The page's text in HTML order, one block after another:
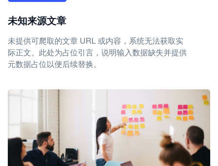
未知来源文章
未提供可爬取的文章 URL 或内容，系统无法获取实
际正文。此处为占位引言，说明输入数据缺失并提供
元数据占位以便后续替换。